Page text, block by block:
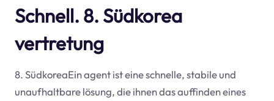
Schnell. 8. Südkorea
vertretung
8. SüdkoreaEin agent ist eine schnelle, stabile und
unaufhaltbare lösung, die ihnen das auffinden eines